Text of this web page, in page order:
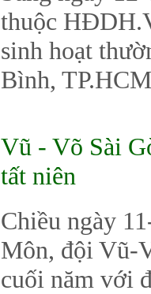
thuộc
sinh hoạt
Bình,
Vũ - Võ Sài
tất niên
Chiều ngày
Môn, đội Vũ-
cuối năm với